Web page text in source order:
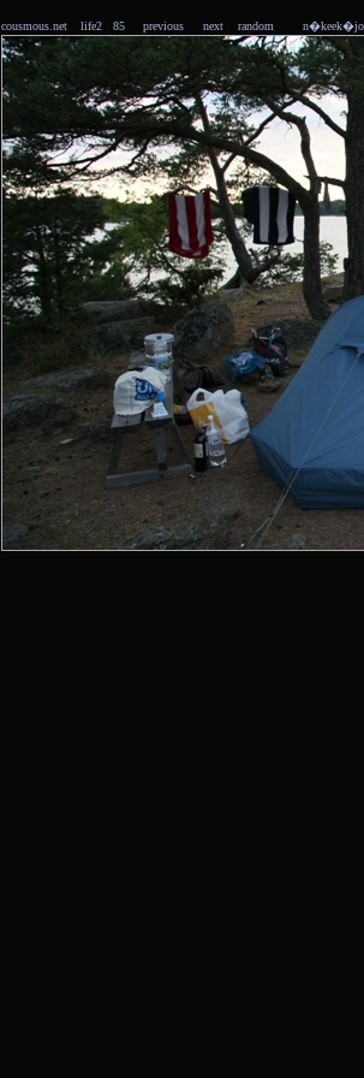
cousmous.net life2 85 previous next random